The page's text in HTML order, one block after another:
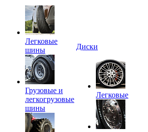
Легковые
шины
Грузовые и
легкогрузовые
шины
Диски
Легковые